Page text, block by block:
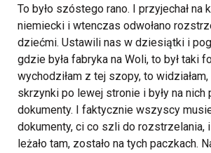
To było szóstego rano. I przyjechał na
niemiecki i wtenczas odwołano
dziećmi. Ustawili nas w dziesiątki i
gdzie była fabryka na Woli, to był taki
wychodziłam z tej szopy, to
skrzynki po lewej stronie i były na nich
dokumenty. I faktycznie wszyscy
dokumenty, ci co szli do rozstrzelania,
leżało tam, zostało na tych paczkach.